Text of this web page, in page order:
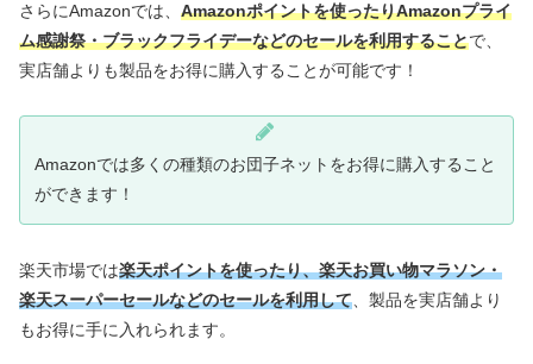
さらにAmazonでは、 Amazonポイントを使ったりAmazonプライ
ム感謝祭・ブラックフライデーなどのセールを利用することで、
実店舗よりも製品をお得に購入することが可能です！
Amazonでは多くの種類のお団子ネットをお得に購入すること
ができます！
楽天市場では楽天ポイントを使ったり、楽天お買い物マラソン・
楽天スーパーセールなどのセールを利用して 、製品を実店舗より
もお得に手に入れられます。